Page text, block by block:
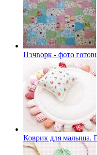
Пэчворк - фото
Коврик для малыша.